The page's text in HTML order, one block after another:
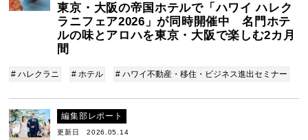
東京・大阪の帝国ホテルで「ハワイ ハレク
ラニフェア2026」が同時開催中 名門ホテ
ルの味とアロハを東京・大阪で楽しむ2カ月
間
# ハレクラニ # ホテル # ハワイ不動産・移住・ビジネス進出セミナー
編集部レポート
更新日 2026.05.14